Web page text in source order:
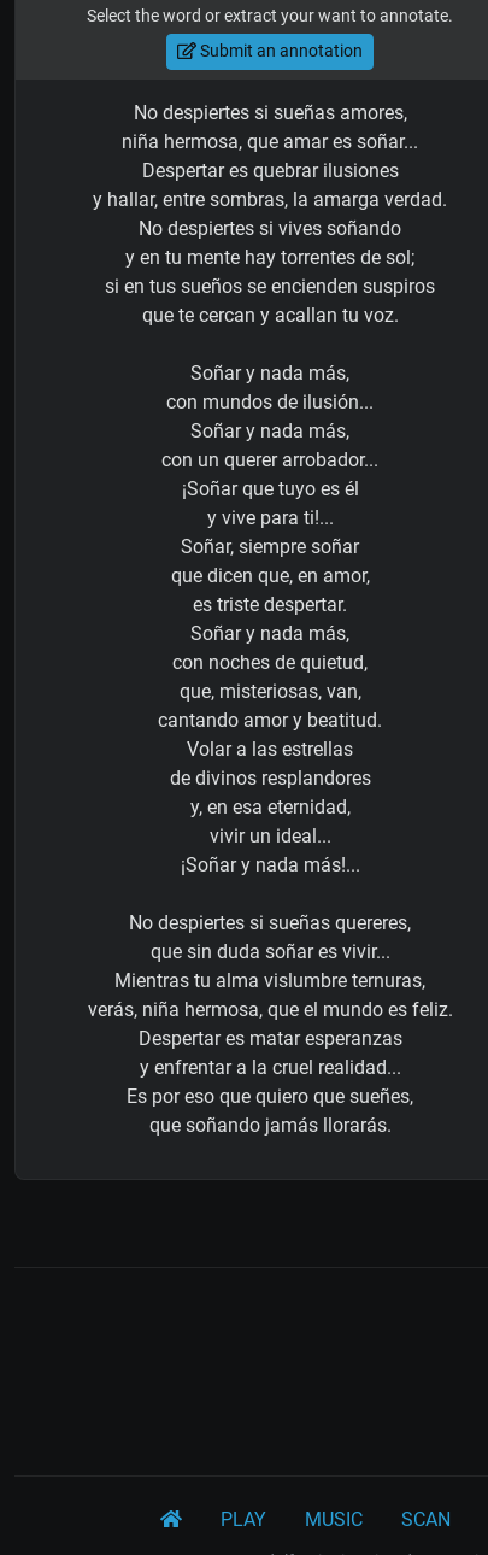
Select the word or extract your want to annotate.
Submit an annotation
No despiertes si sueñas amores,
niña hermosa, que amar es soñar...
Despertar es quebrar ilusiones
y hallar, entre sombras, la amarga verdad.
No despiertes si vives soñando
y en tu mente hay torrentes de sol;
si en tus sueños se encienden suspiros
que te cercan y acallan tu voz.
Soñar y nada más,
con mundos de ilusión...
Soñar y nada más,
con un querer arrobador...
¡Soñar que tuyo es él
y vive para ti!...
Soñar, siempre soñar
que dicen que, en amor,
es triste despertar.
Soñar y nada más,
con noches de quietud,
que, misteriosas, van,
cantando amor y beatitud.
Volar a las estrellas
de divinos resplandores
y, en esa eternidad,
vivir un ideal...
¡Soñar y nada más!...
No despiertes si sueñas quereres,
que sin duda soñar es vivir...
Mientras tu alma vislumbre ternuras,
verás, niña hermosa, que el mundo es feliz.
Despertar es matar esperanzas
y enfrentar a la cruel realidad...
Es por eso que quiero que sueñes,
que soñando jamás llorarás.
PLAY MUSIC SCAN